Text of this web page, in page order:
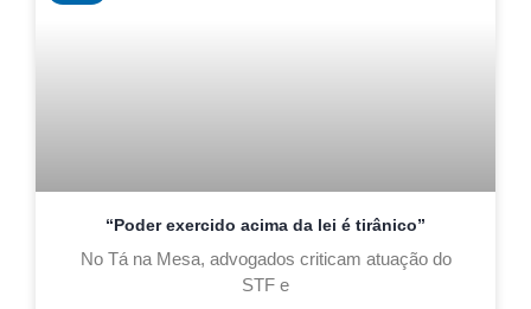
“Poder exercido acima da lei é tirânico”
No Tá na Mesa, advogados criticam atuação do
STF e